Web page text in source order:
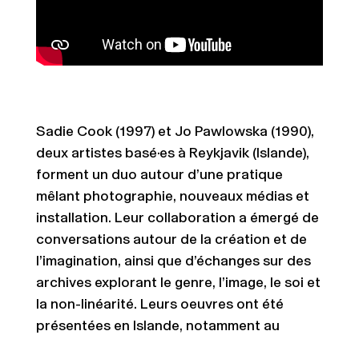
Sadie Cook (1997) et Jo Pawlowska (1990),
deux artistes basé·es à Reykjavik (Islande),
forment un duo autour d’une pratique
mêlant photographie, nouveaux médias et
installation. Leur collaboration a émergé de
conversations autour de la création et de
l’imagination, ainsi que d’échanges sur des
archives explorant le genre, l’image, le soi et
la non-linéarité. Leurs oeuvres ont été
présentées en Islande, notamment au